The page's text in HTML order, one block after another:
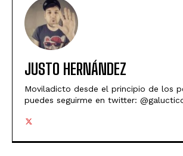
JUSTO HERNÁNDEZ
Moviladicto desde el principio de los
puedes seguirme en twitter: